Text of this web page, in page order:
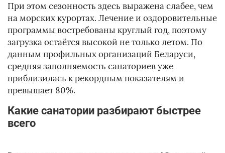
При этом сезонность здесь выражена слабее, чем
на морских курортах. Лечение и оздоровительные
программы востребованы круглый год, поэтому
загрузка остаётся высокой не только летом. По
данным профильных организаций Беларуси,
средняя заполняемость санаториев уже
приблизилась к рекордным показателям и
превышает 80%.
Какие санатории разбирают быстрее
всего